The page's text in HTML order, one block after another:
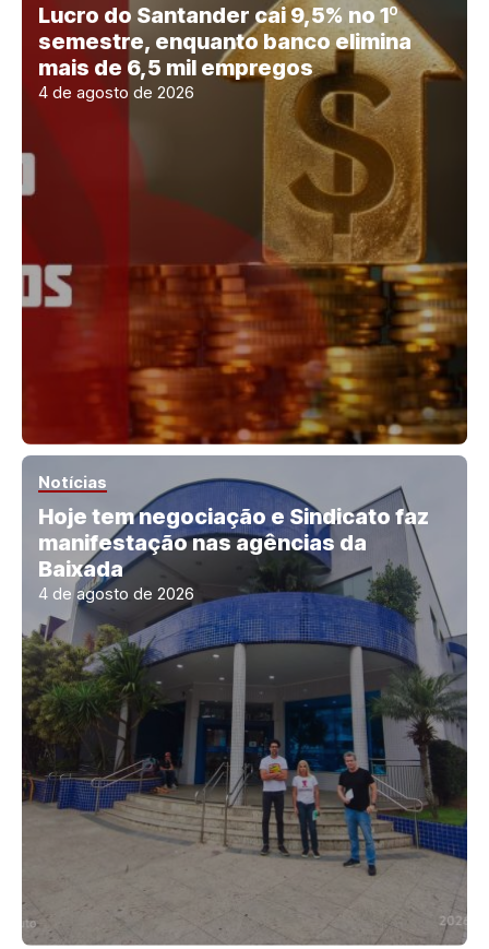
Lucro do Santander cai 9,5% no 1º
semestre, enquanto banco elimina
mais de 6,5 mil empregos
4 de agosto de 2026
Notícias
Hoje tem negociação e Sindicato faz
manifestação nas agências da
Baixada
4 de agosto de 2026